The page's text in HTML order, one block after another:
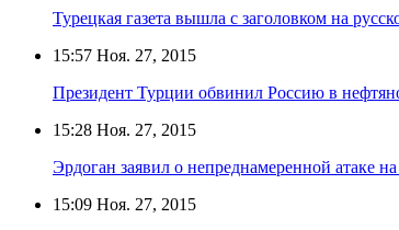
Турецкая газета вышла с заголовком на
15:57 Ноя. 27, 2015
Президент Турции обвинил Россию в
15:28 Ноя. 27, 2015
Эрдоган заявил о непреднамеренной атаке
15:09 Ноя. 27, 2015